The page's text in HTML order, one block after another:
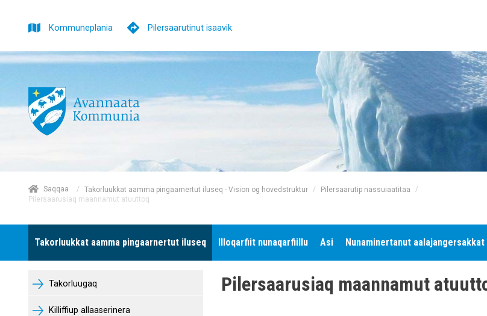
Kommuneplania Pilersaarutinut isaavik
Saqqaa / Takorluukkat aamma pingaarnertut iluseq - Vision og hovedstruktur / Pilersaarutip nassuiaatitaa
/
Pilersaarusiaq maannamut atuuttoq
Takorluukkat aamma pingaarnertut iluseq Illoqarfiit nunaqarfiillu Asi Nunaminertanut aalajangersakkat
Takorluugaq
Killiffiup allaaserinera
Pilersaarusiaq maannamut